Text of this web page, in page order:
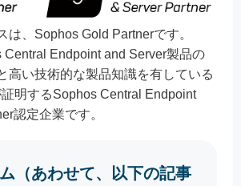
は、Sophos Gold Partnerです。
Central Endpoint and Server製品の
高い技術的な製品知識を有している
明するSophos Central Endpoint
認定企業です。
（あわせて、以下の記事